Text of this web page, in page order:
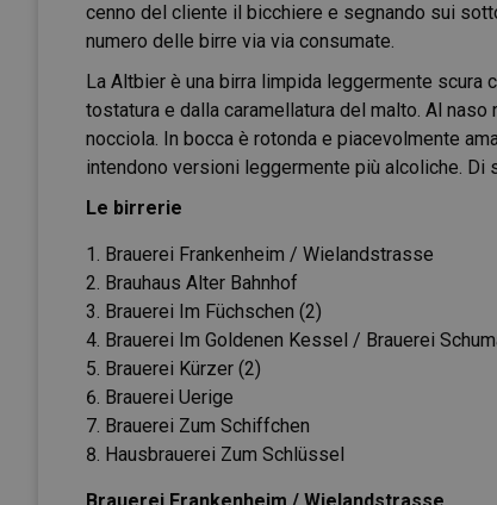
cenno del cliente il bicchiere e segnando sui
numero delle birre via via consumate.
La Altbier è una birra limpida leggermente scura
tostatura e dalla caramellatura del malto. Al
nocciola. In bocca è rotonda e piacevolmente
intendono versioni leggermente più alcoliche. Di
Le birrerie
Brauerei Frankenheim / Wielandstrasse
Brauhaus Alter Bahnhof
Brauerei Im Füchschen (2)
Brauerei Im Goldenen Kessel / Brauerei
Brauerei Kürzer (2)
Brauerei Uerige
Brauerei Zum Schiffchen
Hausbrauerei Zum Schlüssel